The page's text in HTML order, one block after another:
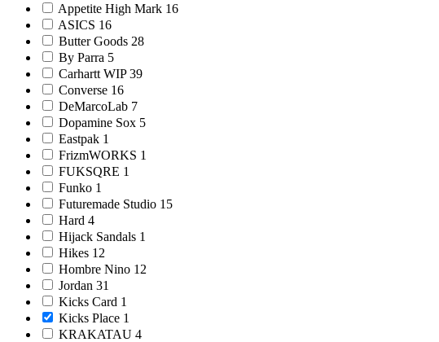
Appetite High Mark 16
ASICS 16
Butter Goods 28
By Parra 5
Carhartt WIP39
Converse 16
DeMarcoLab 7
Dopamine Sox 5
Eastpak 1
FrizmWORKS 1
FUKSQRE 1
Funko 1
Futuremade Studio 15
Hard 4
Hijack Sandals 1
Hikes 12
Hombre Nino 12
Jordan 31
Kicks Card 1
Kicks Place 1
KRAKATAU 4